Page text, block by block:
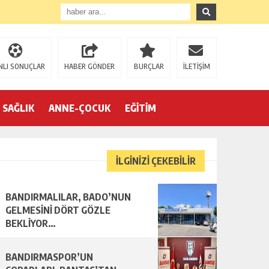
SONUÇLAR HABER GÖNDER BURÇLAR İLETİŞİM
SAĞLIK ANNE-ÇOCUK EĞİTİM
İLGİNİZİ ÇEKEBİLİR
BANDIRMALILAR, BADO’NUN
GELMESİNİ DÖRT GÖZLE
BEKLİYOR…
BANDIRMASPOR’UN